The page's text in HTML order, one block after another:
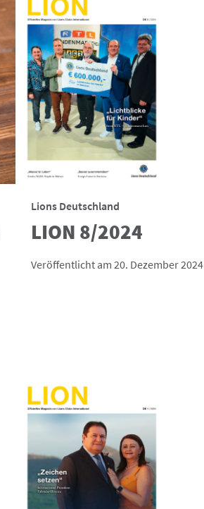
Lions Deutschland
LION 8/2024
Veröffentlicht am 20. Dezember 2024